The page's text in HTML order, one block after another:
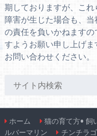
期しておりますが、こ
障害が生じた場合も、
の責任を負いかねます
すようお願い申し上げ
お問い合わせください。
ホーム 猫の育て方• 飼
ルバーマリン
チンチラ